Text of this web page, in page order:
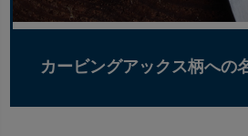
カービングアックス柄への